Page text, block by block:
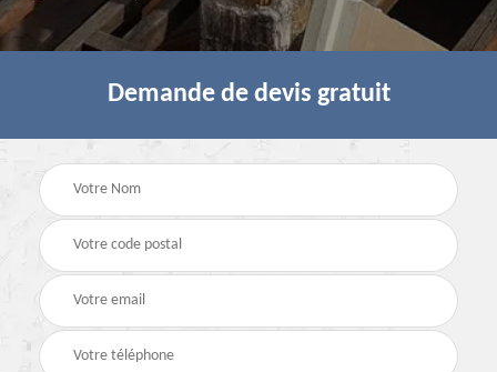
Demande de devis gratuit